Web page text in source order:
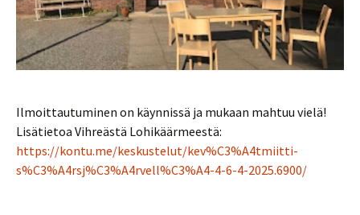
Ilmoittautuminen on käynnissä ja mukaan mahtuu vielä!
Lisätietoa Vihreästä Lohikäärmeestä:
https://kontu.me/keskustelut/kev%C3%A4tmiitti-
s%C3%A4rsj%C3%A4rvell%C3%A4-4-6-4-2025.6900/